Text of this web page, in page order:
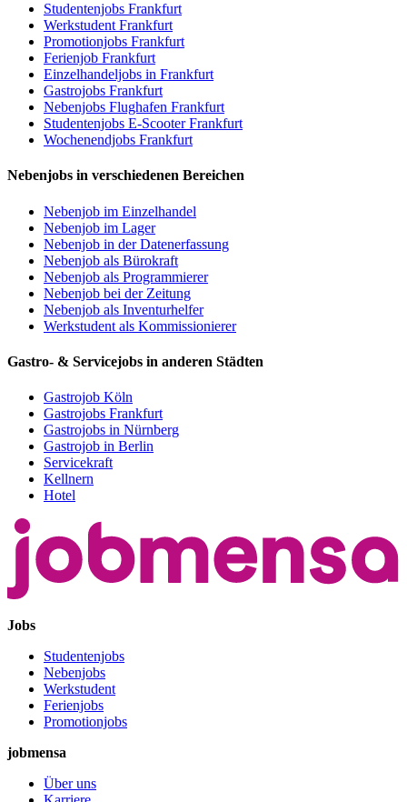
Studentenjobs Frankfurt
Werkstudent Frankfurt
Promotionjobs Frankfurt
Ferienjob Frankfurt
Einzelhandeljobs in Frankfurt
Gastrojobs Frankfurt
Nebenjobs Flughafen Frankfurt
Studentenjobs E-Scooter Frankfurt
Wochenendjobs Frankfurt
Nebenjobs in verschiedenen Bereichen
Nebenjob im Einzelhandel
Nebenjob im Lager
Nebenjob in der Datenerfassung
Nebenjob als Bürokraft
Nebenjob als Programmierer
Nebenjob bei der Zeitung
Nebenjob als Inventurhelfer
Werkstudent als Kommissionierer
Gastro- & Servicejobs in anderen Städten
Gastrojob Köln
Gastrojobs Frankfurt
Gastrojobs in Nürnberg
Gastrojob in Berlin
Servicekraft
Kellnern
Hotel
Jobs
Studentenjobs
Nebenjobs
Werkstudent
Ferienjobs
Promotionjobs
jobmensa
Über uns